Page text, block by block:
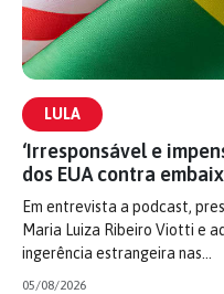
LULA
‘Irresponsável e
dos EUA contra
Em entrevista a podcast,
Maria Luiza Ribeiro Viotti e
ingerência estrangeira nas…
05/08/2026